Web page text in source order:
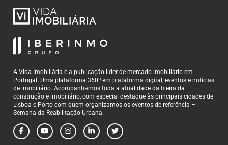
A Vida Imobiliária é a publicação líder de mercado imobiliário em
Portugal. Uma plataforma 360º em plataforma digital, eventos e notícias
de imobiliário. Acompanhamos toda a atualidade da fileira da
construção e imobiliário, com especial destaque às principais cidades de
Lisboa e Porto com quem organizamos os eventos de referência –
Semana da Reabilitação Urbana.